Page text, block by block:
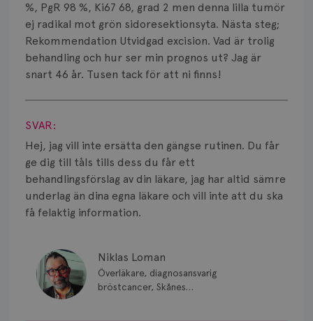
%, PgR 98 %, Ki67 68, grad 2 men denna lilla tumör
ej radikal mot grön sidoresektionsyta. Nästa steg;
Rekommendation Utvidgad excision. Vad är trolig
behandling och hur ser min prognos ut? Jag är
snart 46 år. Tusen tack för att ni finns!
Visa svar
SVAR:
Hej, jag vill inte ersätta den gängse rutinen. Du får
ge dig till tåls tills dess du får ett
behandlingsförslag av din läkare, jag har altid sämre
underlag än dina egna läkare och vill inte att du ska
få felaktig information.
Niklas Loman
Överläkare, diagnosansvarig
bröstcancer, Skånes
Läkemedel
Typ av bröstcancer
Smärta
Risker
Spridd bröstcancer
Strålning